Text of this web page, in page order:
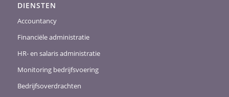
DIENSTEN
Accountancy
Financiële administratie
HR- en salaris administratie
Monitoring bedrijfsvoering
Bedrijfsoverdrachten